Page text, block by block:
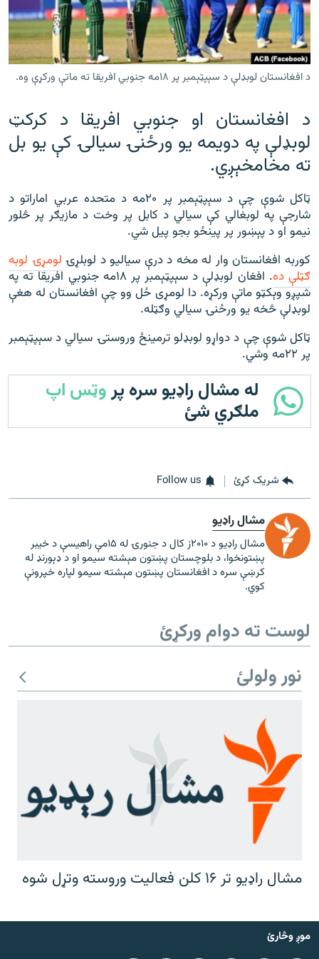
۱۴ ساعته راډیويي خپرونې
Gandhara
د ازادې اروپا راډیو ټولې ووبپاڼې
د افغانستان لوبډلې د سېپټېمبر پر ۱۸مه جنوبي افريقا ته ماتې ورکړې وه.
د افغانستان او جنوبي افریقا د کرکټ
لوبډلې په دویمه یو ورځنۍ سیالۍ کې یو بل
ته مخامخېږي.
ټاکل شوې چې د سېپټېمبر پر ۲۰مه د متحده عربي اماراتو د
شارجې په لوبغالي کې سیالي د کابل پر وخت د مازیګر پر څلور
نیمو او د پېښور پر پینځو بجو پیل شي.
کوربه افغانستان وار له مخه د درې سیالیو د لوبلړۍ لومړۍ لوبه
ګټلې ده
. افغان لوبډلې د سېپټېمبر پر ۱۸مه جنوبي افریقا ته په
شپږو وېکټو ماتې ورکړه. دا لومړی ځل وو چې افغانستان له هغې
لوبډلې څخه یو ورځنۍ سیالي وګټله.
ټاکل شوې چې د دواړو لوبډلو ترمینځ وروستۍ سیالي د سېپټېمبر
پر ۲۲مه وشي.
له مشال راډیو سره پروټس اپ
ملګري شئ
شریک کړئ Follow us
مشال راډیو
مشال راډیو د ۲۰۱۰ز کال د جنورۍ له ۱۵مې راهیسې د خیبر
پښتونخوا، د بلوچستان پښتون مېشته سیمو او د ډېورنډ له
کرښې سره د افغانستان پښتون مېشته سیمو لپاره خپرونې
کوي.
لوست ته دوام ورکړئ
نور ولولئ
مشال راډیو تر ۱۶ کلن فعالیت وروسته وتړل شوه
موږ وڅارئ